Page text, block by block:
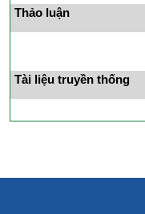
Thảo luận
Tài liệu truyền thống